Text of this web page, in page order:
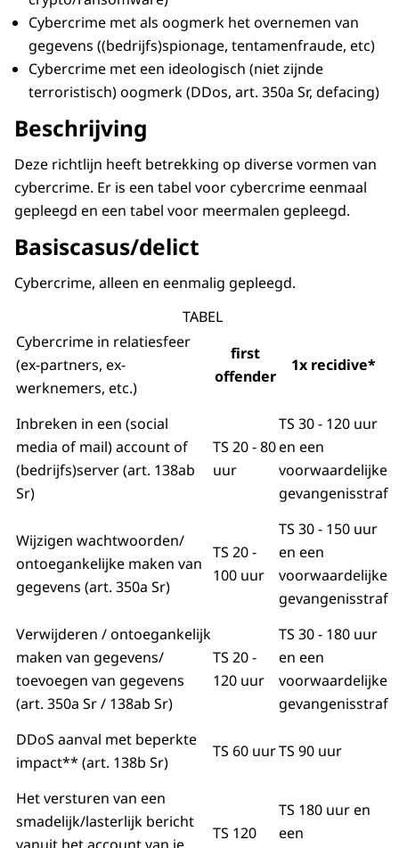
Cybercrime met als oogmerk het overnemen van
gegevens ((bedrijfs)spionage, tentamenfraude, etc)
Cybercrime met een ideologisch (niet zijnde
terroristisch) oogmerk (DDos, art. 350a Sr, defacing)
Beschrijving
Deze richtlijn heeft betrekking op diverse vormen van
cybercrime. Er is een tabel voor cybercrime eenmaal
gepleegd en een tabel voor meermalen gepleegd.
Basiscasus/delict
Cybercrime, alleen en eenmalig gepleegd.
TABEL
Cybercrime in relatiesfeer
(ex-partners, ex-
werknemers, etc.)
first
offender
1x recidive*
Inbreken in een (social
media of mail) account of
(bedrijfs)server (art. 138ab
Sr)
TS 20 - 80
uur
TS 30 - 120 uur
en een
voorwaardelijke
gevangenisstraf
Wijzigen wachtwoorden/
ontoegankelijke maken van
gegevens (art. 350a Sr)
TS 20 -
100 uur
TS 30 - 150 uur
en een
voorwaardelijke
gevangenisstraf
Verwijderen / ontoegankelijk
maken van gegevens/
toevoegen van gegevens
(art. 350a Sr / 138ab Sr)
TS 20 -
120 uur
TS 30 - 180 uur
en een
voorwaardelijke
gevangenisstraf
DDoS aanval met beperkte
impact** (art. 138b Sr)
TS 60 uurTS 90 uur
Het versturen van een
smadelijk/lasterlijk bericht
TS 120
TS 180 uur en
een